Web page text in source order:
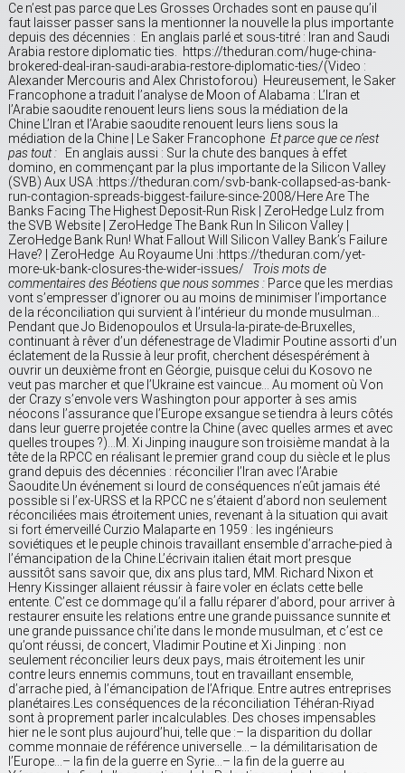
Ce n’est pas parce que Les Grosses Orchades sont en pause qu’il
faut laisser passer sans la mentionner la nouvelle la plus importante
depuis des décennies : En anglais parlé et sous-titré : Iran and Saudi
Arabia restore diplomatic ties. https://theduran.com/huge-china-
brokered-deal-iran-saudi-arabia-restore-diplomatic-ties/(Video :
Alexander Mercouris and Alex Christoforou) Heureusement, le Saker
Francophone a traduit l’analyse de Moon of Alabama : L’Iran et
l’Arabie saoudite renouent leurs liens sous la médiation de la
Chine L’Iran et l’Arabie saoudite renouent leurs liens sous la
médiation de la Chine | Le Saker Francophone Et parce que ce n’est
pas tout :
En anglais aussi : Sur la chute des banques à effet
domino, en commençant par la plus importante de la Silicon Valley
(SVB) Aux USA :https://theduran.com/svb-bank-collapsed-as-bank-
run-contagion-spreads-biggest-failure-since-2008/Here Are The
Banks Facing The Highest Deposit-Run Risk | ZeroHedge Lulz from
the SVB Website | ZeroHedge The Bank Run In Silicon Valley |
ZeroHedge Bank Run! What Fallout Will Silicon Valley Bank’s Failure
Have? | ZeroHedge Au Royaume Uni :https://theduran.com/yet-
more-uk-bank-closures-the-wider-issues/ Trois mots de
commentaires des Béotiens que nous sommes : Parce que les merdias
vont s’empresser d’ignorer ou au moins de minimiser l’importance
de la réconciliation qui survient à l’intérieur du monde musulman…
Pendant que Jo Bidenopoulos et Ursula-la-pirate-de-Bruxelles,
continuant à rêver d’un défenestrage de Vladimir Poutine assorti d’un
éclatement de la Russie à leur profit, cherchent désespérément à
ouvrir un deuxième front en Géorgie, puisque celui du Kosovo ne
veut pas marcher et que l’Ukraine est vaincue… Au moment où Von
der Crazy s’envole vers Washington pour apporter à ses amis
néocons l’assurance que l’Europe exsangue se tiendra à leurs côtés
dans leur guerre projetée contre la Chine (avec quelles armes et avec
quelles troupes ?)…M. Xi Jinping inaugure son troisième mandat à la
tête de la RPCC en réalisant le premier grand coup du siècle et le plus
grand depuis des décennies : réconcilier l’Iran avec l’Arabie
Saoudite.Un événement si lourd de conséquences n’eût jamais été
possible si l’ex-URSS et la RPCC ne s’étaient d’abord non seulement
réconciliées mais étroitement unies, revenant à la situation qui avait
si fort émerveillé Curzio Malaparte en 1959 : les ingénieurs
soviétiques et le peuple chinois travaillant ensemble d’arrache-pied à
l’émancipation de la Chine.L’écrivain italien était mort presque
aussitôt sans savoir que, dix ans plus tard, MM. Richard Nixon et
Henry Kissinger allaient réussir à faire voler en éclats cette belle
entente. C’est ce dommage qu’il a fallu réparer d’abord, pour arriver à
restaurer ensuite les relations entre une grande puissance sunnite et
une grande puissance chi’ite dans le monde musulman, et c’est ce
qu’ont réussi, de concert, Vladimir Poutine et Xi Jinping : non
seulement réconcilier leurs deux pays, mais étroitement les unir
contre leurs ennemis communs, tout en travaillant ensemble,
d’arrache pied, à l’émancipation de l’Afrique. Entre autres entreprises
planétaires.Les conséquences de la réconciliation Téhéran-Riyad
sont à proprement parler incalculables. Des choses impensables
hier ne le sont plus aujourd’hui, telle que :– la disparition du dollar
comme monnaie de référence universelle…– la démilitarisation de
l’Europe…– la fin de la guerre en Syrie…– la fin de la guerre au